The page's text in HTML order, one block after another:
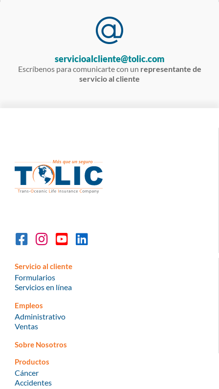
servicioalcliente@tolic.com
Escríbenos para comunicarte con un representante de
servicio al cliente
Servicio al cliente
Formularios
Servicios en línea
Empleos
Administrativo
Ventas
Sobre Nosotros
Productos
Cáncer
Accidentes